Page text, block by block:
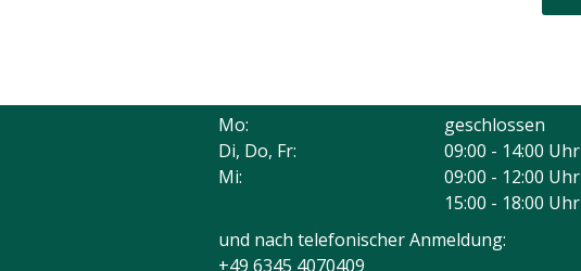
Mo:
geschlossen
Di, Do, Fr:
09:00 - 14:00 Uhr
Mi:
09:00 - 12:00 Uhr
15:00 - 18:00 Uhr
und nach telefonischer Anmeldung:
+49 6345 4070409